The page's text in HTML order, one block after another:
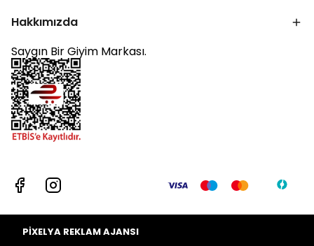
Hakkımızda
Saygın Bir Giyim Markası.
PİXELYA REKLAM AJANSI